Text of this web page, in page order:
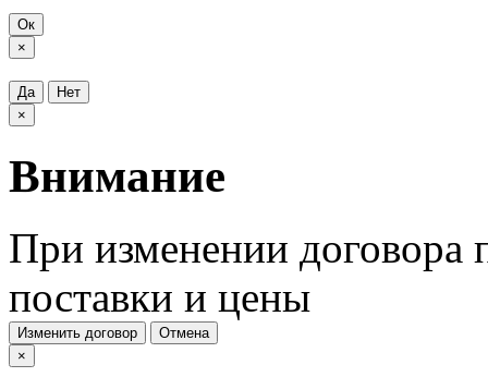
Ок
×
Да
Нет
×
Внимание
При изменении договора
поставки и цены
Изменить договор
Отмена
×